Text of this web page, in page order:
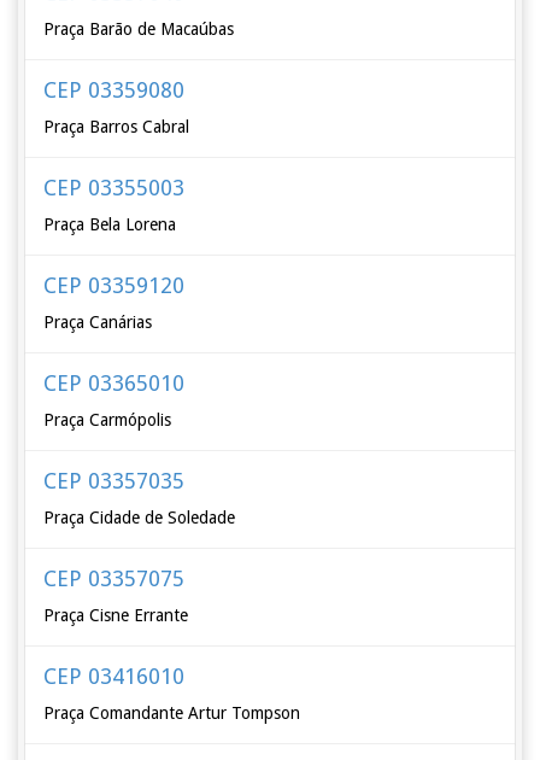
Praça Barão de Macaúbas
CEP 03359080
Praça Barros Cabral
CEP 03355003
Praça Bela Lorena
CEP 03359120
Praça Canárias
CEP 03365010
Praça Carmópolis
CEP 03357035
Praça Cidade de Soledade
CEP 03357075
Praça Cisne Errante
CEP 03416010
Praça Comandante Artur Tompson